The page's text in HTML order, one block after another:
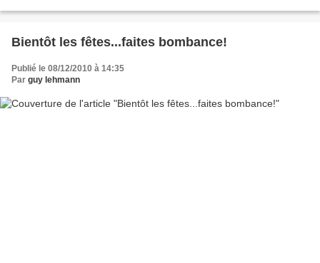
Bientôt les fêtes...faites bombance!
Publié le 08/12/2010 à 14:35
Par guy lehmann